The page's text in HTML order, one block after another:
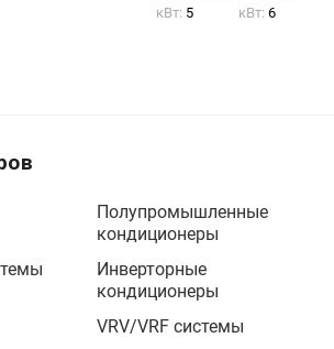
кВт: 5
кВт:6
Полупромышленные
кондиционеры
Инверторные
кондиционеры
VRV/VRF системы